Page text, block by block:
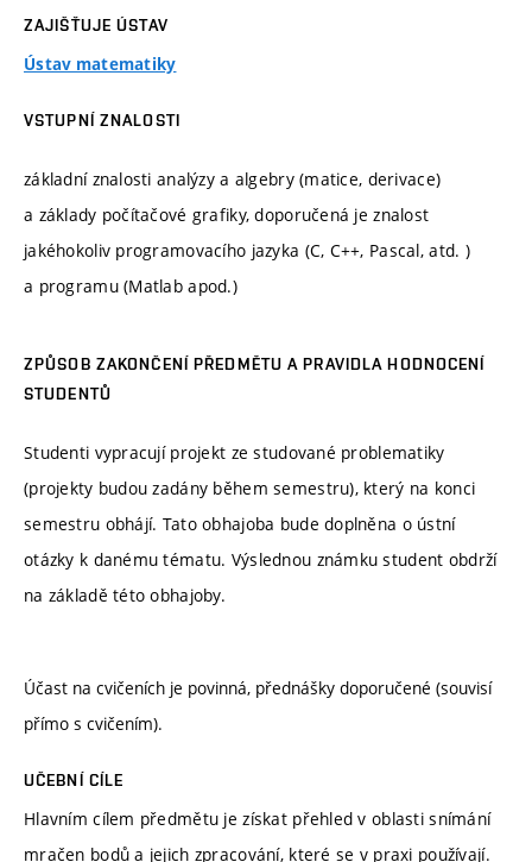
ZAJIŠŤUJE ÚSTAV
Ústav matematiky
VSTUPNÍ ZNALOSTI
základní znalosti analýzy a algebry (matice, derivace)
a základy počítačové grafiky, doporučená je znalost
jakéhokoliv programovacího jazyka (C, C++, Pascal, atd. )
a programu (Matlab apod.)
ZPŮSOB ZAKONČENÍ PŘEDMĚTU A PRAVIDLA HODNOCENÍ
STUDENTŮ
Studenti vypracují projekt ze studované problematiky
(projekty budou zadány během semestru), který na konci
semestru obhájí. Tato obhajoba bude doplněna o ústní
otázky k danému tématu. Výslednou známku student obdrží
na základě této obhajoby.
Účast na cvičeních je povinná, přednášky doporučené (souvisí
přímo s cvičením).
UČEBNÍ CÍLE
Hlavním cílem předmětu je získat přehled v oblasti snímání
mračen bodů a jejich zpracování, které se v praxi používají.